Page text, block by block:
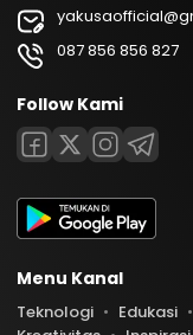
087 856 856 827
Follow Kami
Menu Kanal
Teknologi Edukasi